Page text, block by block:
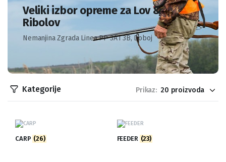
Veliki izbor opreme za Lov &
Ribolov
Nemanjina Zgrada Linea PP 3A i 3B, Doboj
Kategorije Prikaz:
CARP (26) FEEDER (23)